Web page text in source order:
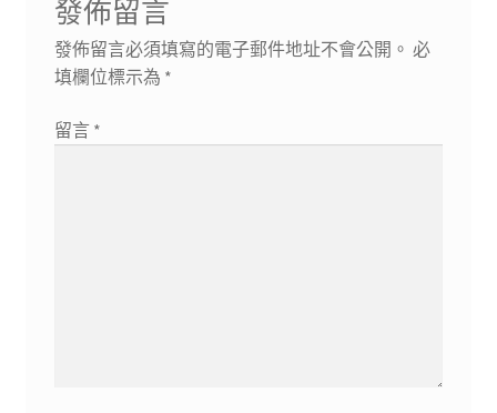
發佈留言
發佈留言必須填寫的電子郵件地址不會公開。 必
填欄位標示為 *
留言 *